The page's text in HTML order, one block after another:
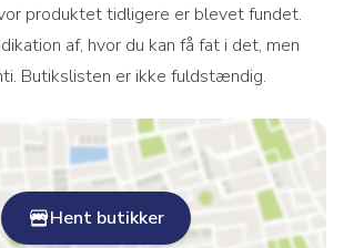
produktet tidligere er blevet fundet.
af, hvor du kan få fat i det, men
Butikslisten er ikke fuldstændig.
Hent butikker